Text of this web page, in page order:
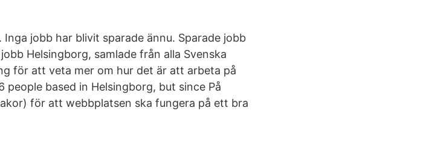
Inga jobb har blivit sparade ännu. Sparade jobb
Helsingborg, samlade från alla Svenska
för att veta mer om hur det är att arbeta på
people based in Helsingborg, but since På
för att webbplatsen ska fungera på ett bra